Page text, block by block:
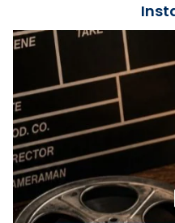
Recupera
tican News 👇
07/carmina-historia-
espana-testimoni...
Foto
View on Facebook · Share